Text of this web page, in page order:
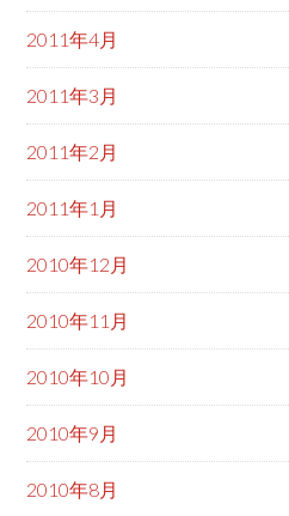
2011年4月
2011年3月
2011年2月
2011年1月
2010年12月
2010年11月
2010年10月
2010年9月
2010年8月